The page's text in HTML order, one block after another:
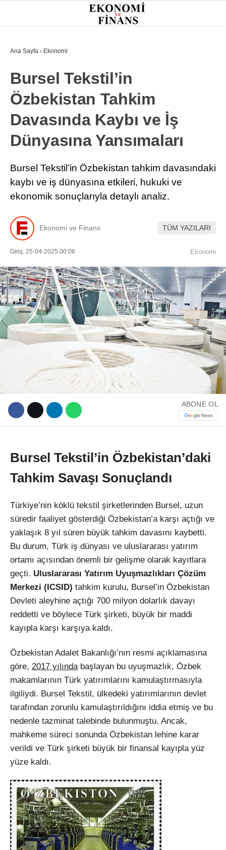
WhatsApp İhbar Hattı
30.7°
GÜNDEM
EKONOMI
FINANS
BORSA
KRIPTO
SEKTÖRLER
OTOMOBIL
Ana Sayfa › Ekonomi
Bursel Tekstil’in
Özbekistan Tahkim
Davasında Kaybı ve İş
Dünyasına Yansımaları
Bursel Tekstil’in Özbekistan tahkim davasındaki
kaybı ve iş dünyasına etkileri, hukuki ve
ekonomik sonuçlarıyla detaylı analiz.
Ekonomi ve Finans TÜM YAZILARI
Giriş: 25-04-2025 00:06 Ekonomi
ABONE OL
Bursel Tekstil’in Özbekistan’daki
Tahkim Savaşı Sonuçlandı
Türkiye’nin köklü tekstil şirketlerinden Bursel, uzun
süredir faaliyet gösterdiği Özbekistan’a karşı açtığı ve
yaklaşık 8 yıl süren büyük tahkim davasını kaybetti.
Bu durum, Türk iş dünyası ve uluslararası yatırım
ortamı açısından önemli bir gelişme olarak kayıtlara
geçti. Uluslararası Yatırım Uyuşmazlıkları Çözüm
Merkezi (ICSID) tahkim kurulu, Bursel’in Özbekistan
Devleti aleyhine açtığı 700 milyon dolarlık davayı
reddetti ve böylece Türk şirketi, büyük bir maddi
kayıpla karşı karşıya kaldı.
Özbekistan Adalet Bakanlığı’nın resmi açıklamasına
göre, 2017 yılındabaşlayan bu uyuşmazlık, Özbek
makamlarının Türk yatırımlarını kamulaştırmasıyla
ilgiliydi. Bursel Tekstil, ülkedeki yatırımlarının devlet
tarafından zorunlu kamulaştırıldığını iddia etmiş ve bu
nedenle tazminat talebinde bulunmuştu. Ancak,
mahkeme süreci sonunda Özbekistan lehine karar
verildi ve Türk şirketi büyük bir finansal kayıpla yüz
yüze kaldı.